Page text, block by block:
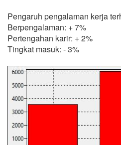
Pengaruh pengalaman kerja
Berpengalaman: + 7%
Pertengahan karir: + 2%
Tingkat masuk: - 3%